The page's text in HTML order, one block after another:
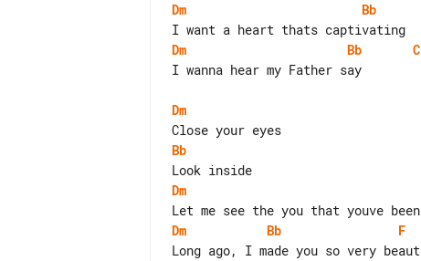
Dm
Bb
Dm
Bb
C
I wanna hear my Father say
Dm
Bb
Dm
Dm
Bb
F